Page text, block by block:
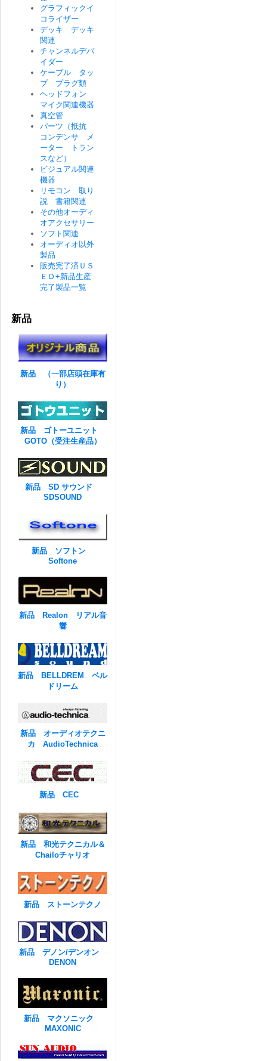
グラフィックイ
コライザー
デッキ デッキ
関連
チャンネルデバ
イダー
ケーブル タッ
プ プラグ類
ヘッドフォン
マイク関連機器
真空管
パーツ（抵抗
コンデンサ メ
ーター トラン
スなど）
ビジュアル関連
機器
リモコン 取り
説 書籍関連
その他オーディ
オアクセサリー
ソフト関連
オーディオ以外
製品
販売完了済ＵＳ
ＥＤ+新品生産
完了製品一覧
新品
新品 （一部店頭在庫有
り）
新品 ゴトーユニット
GOTO（受注生産品）
新品 SD サウンド
SDSOUND
新品 ソフトン
Softone
新品 Realon リアル音
響
新品 BELLDREM ベル
ドリーム
新品 オーディオテクニ
カ AudioTechnica
新品 CEC
新品 和光テクニカル＆
Chailoチャリオ
新品 ストーンテクノ
新品 デノン/デンオン
DENON
新品 マクソニック
MAXONIC